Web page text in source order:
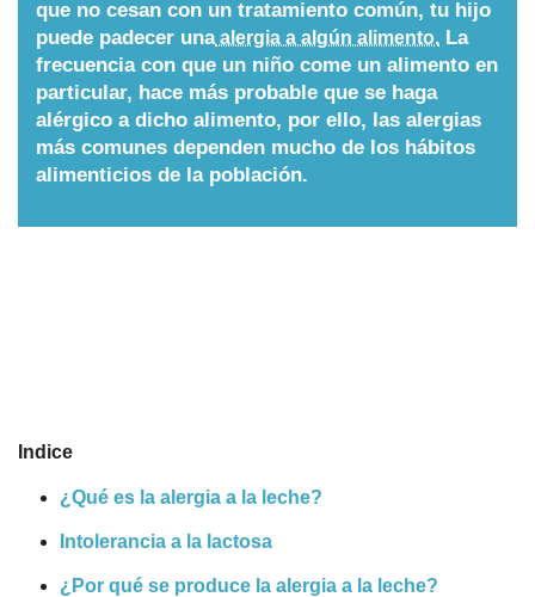
Nombres
Cuentos
que no cesan con un tratamiento común, tu hijo
puede padecer unaalergia a algún alimento. La
frecuencia con que un niño come un alimento en
particular, hace más probable que se haga
alérgico a dicho alimento, por ello, las alergias
más comunes dependen mucho de los hábitos
alimenticios de la población.
Indice
¿Qué es la alergia a la leche?
Intolerancia a la lactosa
¿Por qué se produce la alergia a la leche?